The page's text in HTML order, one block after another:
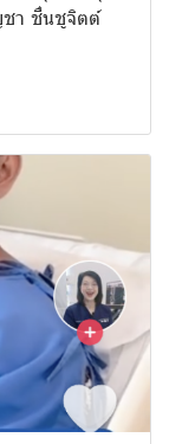
า ชื่นชูจิตต์